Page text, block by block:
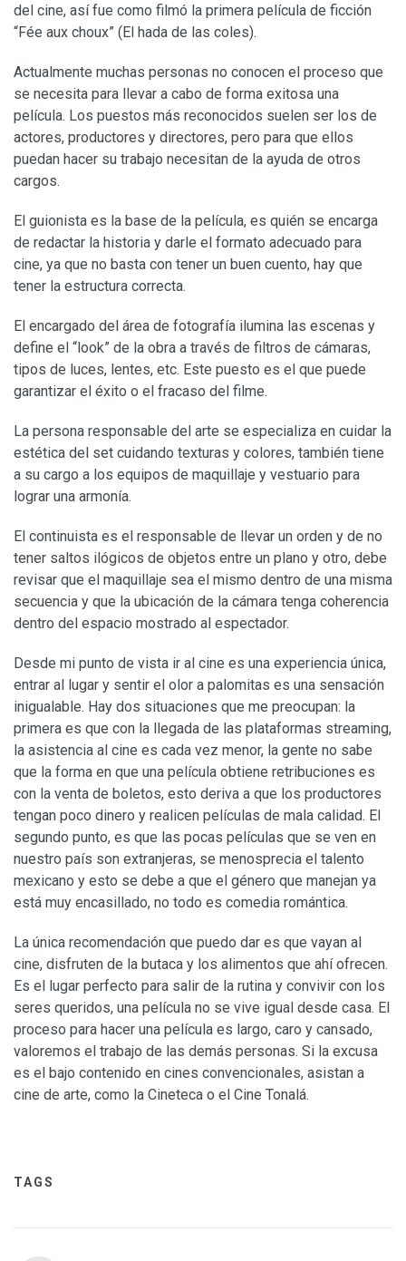
del cine, así fue como filmó la primera película de ficción
“Fée aux choux” (El hada de las coles).
Actualmente muchas personas no conocen el proceso que
se necesita para llevar a cabo de forma exitosa una
película. Los puestos más reconocidos suelen ser los de
actores, productores y directores, pero para que ellos
puedan hacer su trabajo necesitan de la ayuda de otros
cargos.
El guionista es la base de la película, es quién se encarga
de redactar la historia y darle el formato adecuado para
cine, ya que no basta con tener un buen cuento, hay que
tener la estructura correcta.
El encargado del área de fotografía ilumina las escenas y
define el “look” de la obra a través de filtros de cámaras,
tipos de luces, lentes, etc. Este puesto es el que puede
garantizar el éxito o el fracaso del filme.
La persona responsable del arte se especializa en cuidar la
estética del set cuidando texturas y colores, también tiene
a su cargo a los equipos de maquillaje y vestuario para
lograr una armonía.
El continuista es el responsable de llevar un orden y de no
tener saltos ilógicos de objetos entre un plano y otro, debe
revisar que el maquillaje sea el mismo dentro de una misma
secuencia y que la ubicación de la cámara tenga coherencia
dentro del espacio mostrado al espectador.
Desde mi punto de vista ir al cine es una experiencia única,
entrar al lugar y sentir el olor a palomitas es una sensación
inigualable. Hay dos situaciones que me preocupan: la
primera es que con la llegada de las plataformas streaming,
la asistencia al cine es cada vez menor, la gente no sabe
que la forma en que una película obtiene retribuciones es
con la venta de boletos, esto deriva a que los productores
tengan poco dinero y realicen películas de mala calidad. El
segundo punto, es que las pocas películas que se ven en
nuestro país son extranjeras, se menosprecia el talento
mexicano y esto se debe a que el género que manejan ya
está muy encasillado, no todo es comedia romántica.
La única recomendación que puedo dar es que vayan al
cine, disfruten de la butaca y los alimentos que ahí ofrecen.
Es el lugar perfecto para salir de la rutina y convivir con los
seres queridos, una película no se vive igual desde casa. El
proceso para hacer una película es largo, caro y cansado,
valoremos el trabajo de las demás personas. Si la excusa
es el bajo contenido en cines convencionales, asistan a
cine de arte, como la Cineteca o el Cine Tonalá.
TAGS